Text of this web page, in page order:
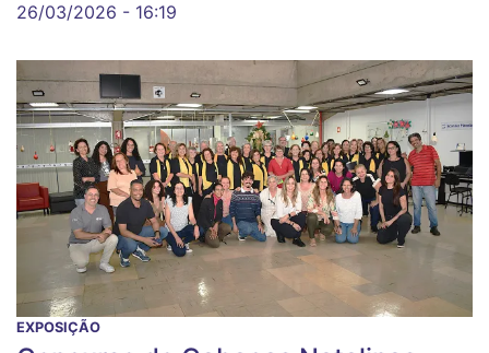
26/03/2026 - 16:19
EXPOSIÇÃO